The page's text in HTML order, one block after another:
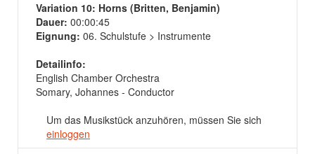
Variation 10: Horns (Britten, Benjamin)
Dauer: 00:00:45
Eignung: 06. Schulstufe > Instrumente
Detailinfo:
English Chamber Orchestra
Somary, Johannes - Conductor
Um das Musikstück anzuhören, müssen Sie sich
einloggen